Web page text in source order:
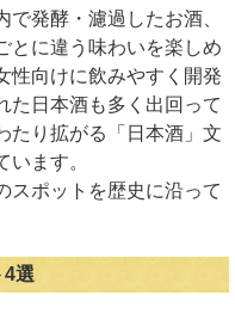
発酵・濾過したお酒、
とに違う味わいを楽しめ
性向けに飲みやすく開発
た日本酒も多く出回って
たり拡がる「日本酒」文
ます。
スポットを歴史に沿って
4選